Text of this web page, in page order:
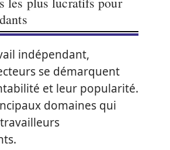
indépendant,
se démarquent
et leur popularité.
domaines qui